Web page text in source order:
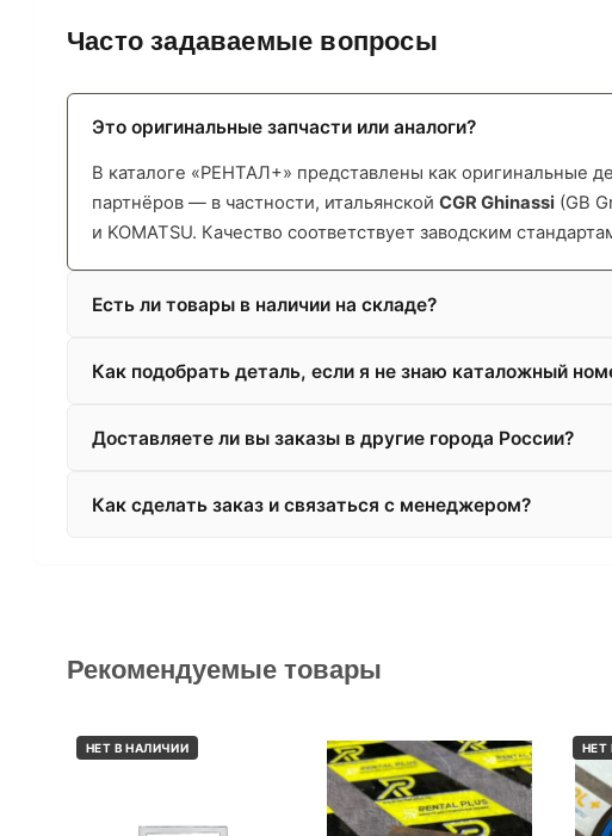
Часто задаваемые вопросы
Это оригинальные запчасти или аналоги?
В каталоге «РЕНТАЛ+» представлены как оригинальные
партнёров — в частности, итальянской CGR Ghinassi (GB
и KOMATSU. Качество соответствует заводским
Есть ли товары в наличии на складе?
Как подобрать деталь, если я не знаю каталожный
Доставляете ли вы заказы в другие города России?
Как сделать заказ и связаться с менеджером?
Рекомендуемые товары
НЕТ В НАЛИЧИИ НЕТ